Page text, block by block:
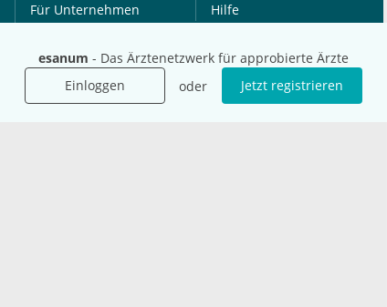
esanum - Das Ärztenetzwerk für approbierte Ärzte
Einloggen
oder Jetzt registrieren
Für Unternehmen
Mediadaten
Presse
Karriere
Hilfe